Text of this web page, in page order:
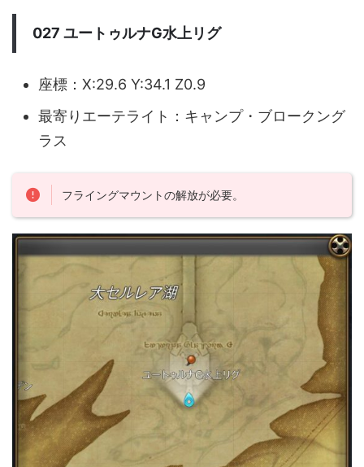
027 ユートゥルナG水上リグ
座標：X:29.6 Y:34.1 Z0.9
最寄りエーテライト：キャンプ・ブロークング
ラス
フライングマウントの解放が必要。